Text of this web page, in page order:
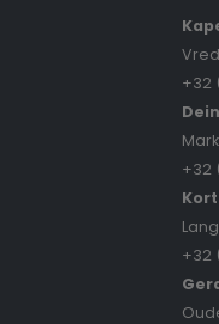
+32
+32
+32